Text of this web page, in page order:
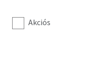
Akciós